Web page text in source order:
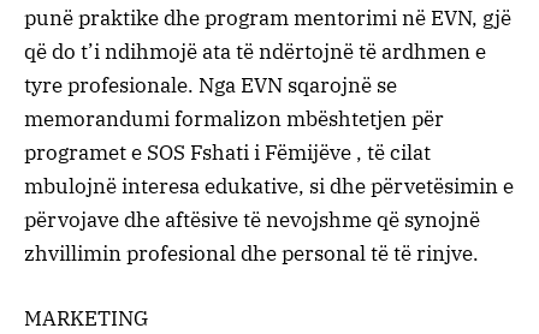
punë praktike dhe program mentorimi në EVN, gjë
që do t’i ndihmojë ata të ndërtojnë të ardhmen e
tyre profesionale. Nga EVN sqarojnë se
memorandumi formalizon mbështetjen për
programet e SOS Fshati i Fëmijëve , të cilat
mbulojnë interesa edukative, si dhe përvetësimin e
përvojave dhe aftësive të nevojshme që synojnë
zhvillimin profesional dhe personal të të rinjve.
MARKETING